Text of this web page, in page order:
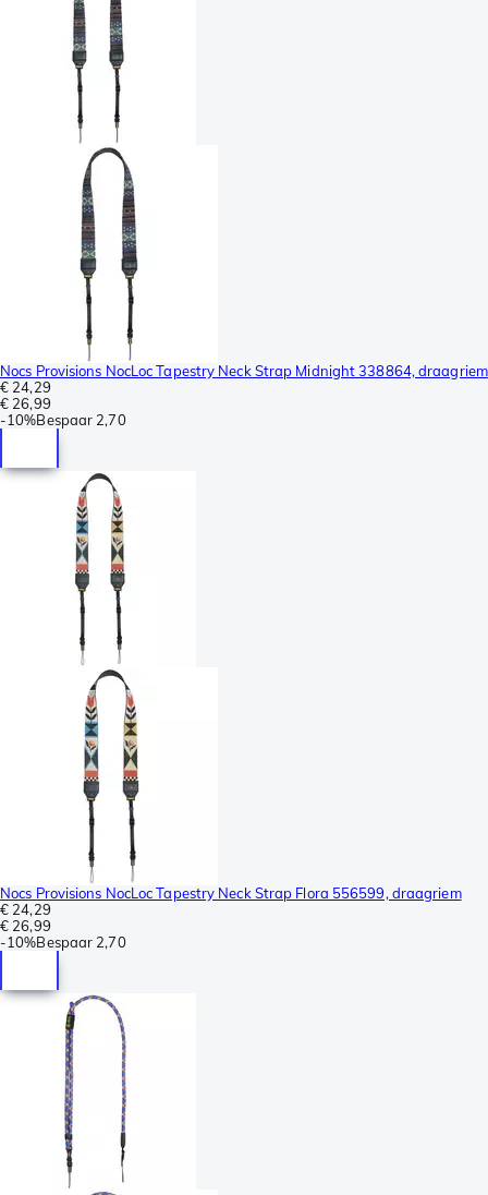
Nocs Provisions NocLoc Tapestry Neck Strap Midnight 338864, draagriem
€ 24,29
€ 26,99
-10%Bespaar 2,70
Nocs Provisions NocLoc Tapestry Neck Strap Flora 556599, draagriem
€ 24,29
€ 26,99
-10%Bespaar 2,70